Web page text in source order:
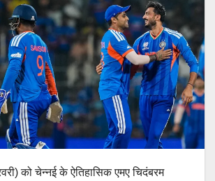
को चेन्नई के ऐतिहासिक एमए चिदंबरम